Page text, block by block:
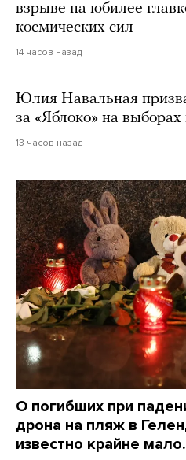
взрыве на юбилее
космических сил
14 часов назад
Юлия Навальная
за «Яблоко» на выборах
13 часов назад
О погибших при
дрона на пляж в
известно крайне